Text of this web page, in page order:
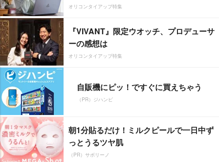
オリコンタイアップ特集
『VIVANT』限定ウオッチ、プロデューサ
ーの感想は
オリコンタイアップ特集
自販機にピッ！ですぐに買えちゃう
（PR）ジハンピ
朝1分貼るだけ！ミルクピールで一日中ず
っとうるツヤ肌
（PR）サボリーノ